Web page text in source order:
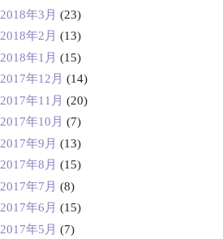
2018年3月 (23)
2018年2月 (13)
2018年1月 (15)
2017年12月 (14)
2017年11月 (20)
2017年10月 (7)
2017年9月 (13)
2017年8月 (15)
2017年7月 (8)
2017年6月 (15)
2017年5月 (7)